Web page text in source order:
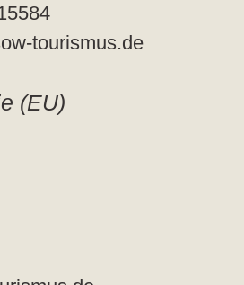
tourismus.de
(EU)